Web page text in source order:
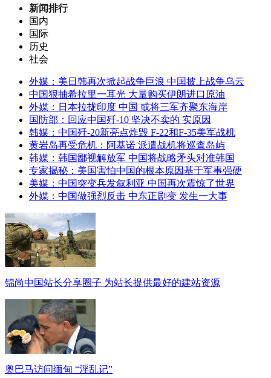
新闻排行
国内
国际
历史
社会
外媒：美日韩再次掀起战争巨浪 中国披上战争乌云
中国狠抽希拉里一耳光 大量购买伊朗进口原油
外媒：日本拉拢印度 中国 或将三军齐聚东海岸
国防部：回应中国歼-10 坚决不卖的 实原因
韩媒：中国歼-20新亮点炸毁 F-22和F-35美军战机
黄岩岛再受危机：阿基诺 派遣战机将巡查岛屿
韩媒：韩国鄙视解放军 中国将战略矛头对准韩国
专家揭秘：美国害怕中国的根本原因基于军事强硬
美媒：中国突变兵发叙利亚 中国再次震惊了世界
外媒：中国做强烈反击 中东正剧变 发生一大事
锦尚中国站长分享圈子 为站长提供最好的建站资源
奥巴马访问缅甸 “淫乱记”